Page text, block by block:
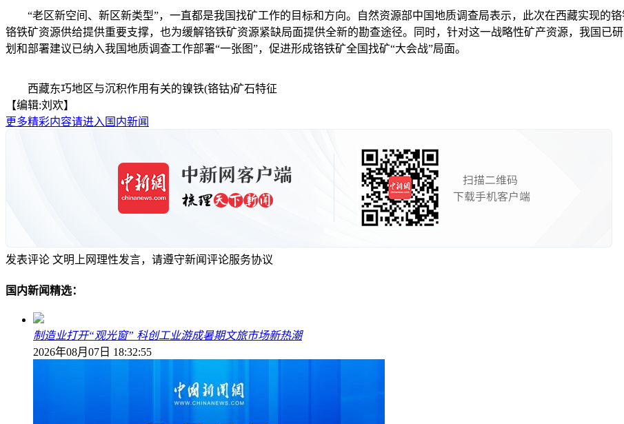
“老区新空间、新区新类型”，一直都是我国找矿工作的目标和方向。自然资源部中国地质调查局表示，此次在西藏实现的
铬铁矿资源供给提供重要支撑，也为缓解铬铁矿资源紧缺局面提供全新的勘查途径。同时，针对这一战略性矿产资源，我国已
划和部署建议已纳入我国地质调查工作部署“一张图”，促进形成铬铁矿全国找矿“大会战”局面。
西藏东巧地区与沉积作用有关的镍铁(铬钴)矿石特征
【编辑:刘欢】
更多精彩内容请进入国内新闻
发表评论 文明上网理性发言，请遵守新闻评论服务协议
国内新闻精选：
制造业打开“观光窗” 科创工业游成暑期文旅市场新热潮
2026年08月07日 18:32:55